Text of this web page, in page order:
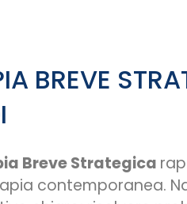
BREVE
Breve Strategica
contemporanea.